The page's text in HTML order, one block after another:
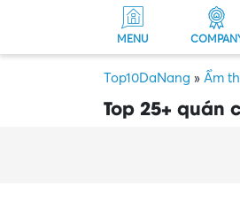
MENU
Top10DaNang » Ẩm
Top 25+ quán